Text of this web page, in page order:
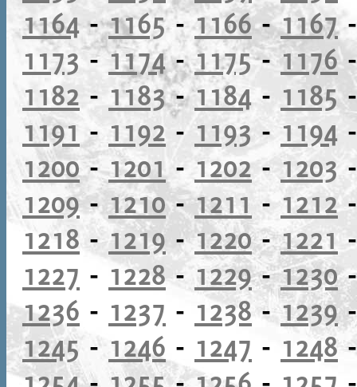
1164-1165-1166-1167
1173-1174-1175-1176
1182 - 1183-1184 - 1185
1191 -1192 - 1193 - 1194
1200-1201 - 1202- 1203
1209-1210-1211 -1212
1218 -1219 -1220-1221
1227 - 1228-1229-1230
1236 - 1237 - 1238-1239
1245- 1246 - 1247 - 1248